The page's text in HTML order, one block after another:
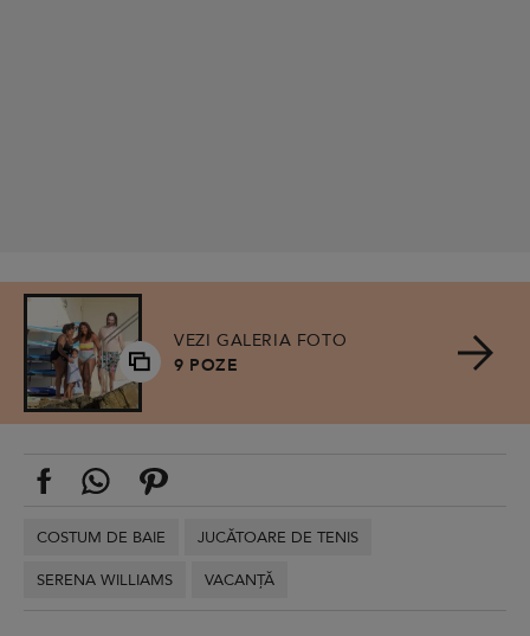
VEZI GALERIA FOTO
9 POZE
COSTUM DE BAIE
JUCĂTOARE DE TENIS
SERENA WILLIAMS
VACANȚĂ